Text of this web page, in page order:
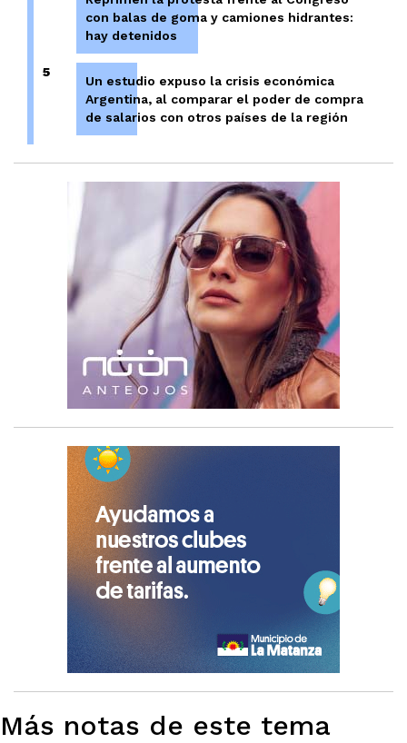
con balas de goma y camiones hidrantes:
hay detenidos
5
Un estudio expuso la crisis económica
Argentina, al comparar el poder de compra
de salarios con otros países de la región
Más notas de este tema